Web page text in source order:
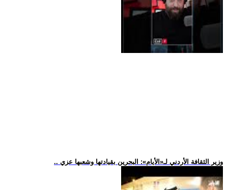
.. وزير الثقافة الأردني لـ«الأيام»: البحرين بقيادتها وشعبها عزي